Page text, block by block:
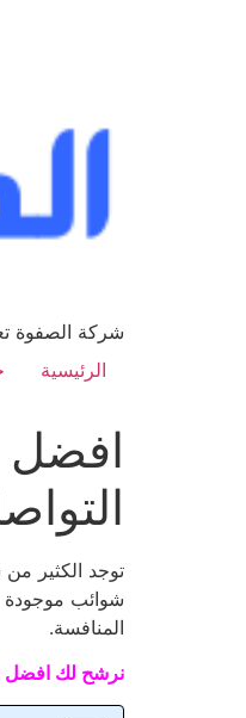
شركة الصفوة
الرئيسية
توجد الكثير
شوائب موجودة
المنافسة.
نرشح لك افضل